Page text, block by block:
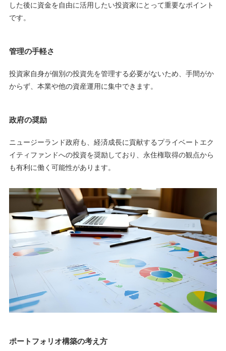
した後に資金を自由に活用したい投資家にとって重要なポイント
です。
管理の手軽さ
投資家自身が個別の投資先を管理する必要がないため、手間がか
からず、本業や他の資産運用に集中できます。
政府の奨励
ニュージーランド政府も、経済成長に貢献するプライベートエク
イティファンドへの投資を奨励しており、永住権取得の観点から
も有利に働く可能性があります。
ポートフォリオ構築の考え方